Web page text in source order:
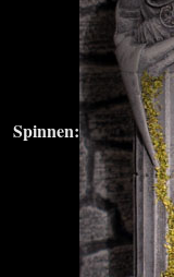
Spinnen: